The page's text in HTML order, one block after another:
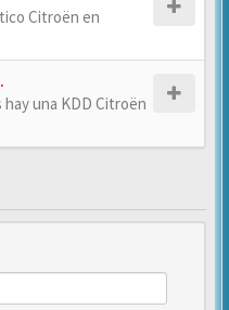
Citroën en
hay una KDD Citroën